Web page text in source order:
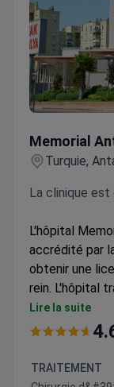
Memorial
Turquie,
La clinique
L'hôpital
accrédité par
obtenir une
rein. L'hôpital
oncologie,
80 % des
TrueBeam
Les
Lire la suite
TRAITEMENT